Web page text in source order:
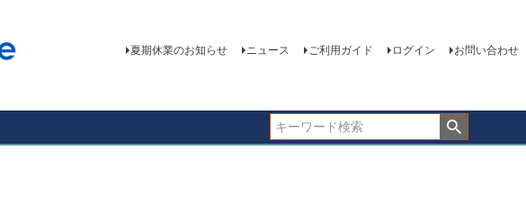
夏期休業のお知らせ ニュース ご利用ガイド ログイン お問い合わせ